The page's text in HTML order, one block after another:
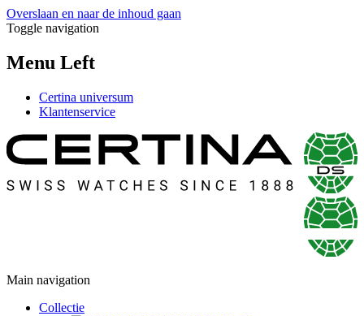
Overslaan en naar de inhoud gaan
Toggle navigation
Menu Left
Certina universum
Klantenservice
Main navigation
Collectie